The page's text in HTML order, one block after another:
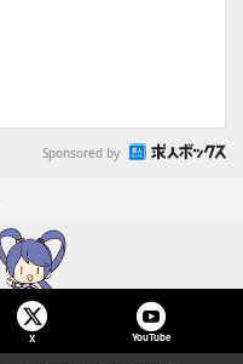
Sponsored by
X YouTube